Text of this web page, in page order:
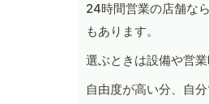
24時間営業の店舗な
もあります。
選ぶときは設備や営
自由度が高い分、自